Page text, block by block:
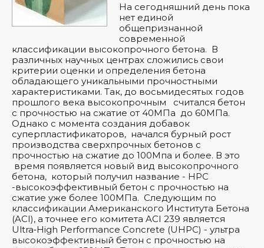
На сегодняшний день пока
нет единой
общепризнанной
современной
классификации высокопрочного бетона. В
различных научных центрах сложились свои
критерии оценки и определения бетона
обладающего уникальными прочностными
характеристиками. Так, до восьмидесятых годов
прошлого века высокопрочным считался бетон
с прочностью на сжатие от 40МПа до 60МПа.
Однако с момента создания добавок
суперпластификаторов, начался бурный рост
производства сверхпрочных бетонов с
прочностью на сжатие до 100Мпа и более. В это
время появляется новый вид высокопрочного
бетона, который получил название - HPC
-высокоэффективный бетон с прочностью на
сжатие уже более 100МПа. Следующим по
классификации Американского Института Бетона
(ACI), а точнее его комитета ACI 239 является
Ultra‐High Performance Concrete (UHPC) - ультра
высокоэффективный бетон с прочностью на